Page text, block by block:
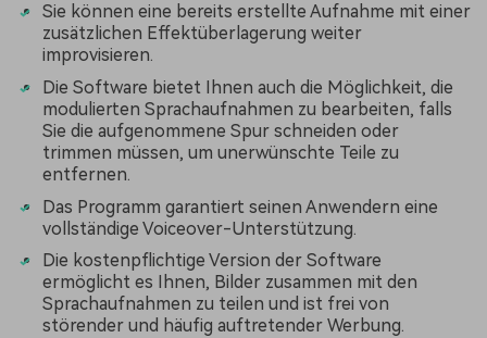
Sie können eine bereits erstellte Aufnahme mit einer
zusätzlichen Effektüberlagerung weiter
improvisieren.
Die Software bietet Ihnen auch die Möglichkeit, die
modulierten Sprachaufnahmen zu bearbeiten, falls
Sie die aufgenommene Spur schneiden oder
trimmen müssen, um unerwünschte Teile zu
entfernen.
Das Programm garantiert seinen Anwendern eine
vollständige Voiceover-Unterstützung.
Die kostenpflichtige Version der Software
ermöglicht es Ihnen, Bilder zusammen mit den
Sprachaufnahmen zu teilen und ist frei von
störender und häufig auftretender Werbung.